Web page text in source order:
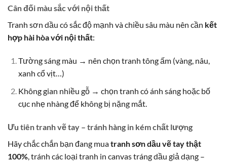
Cân đối màu sắc với nội thất
Tranh sơn dầu có sắc độ mạnh và chiều sâu màu nên cần kết
hợp hài hòa với nội thất:
Tường sáng màu → nên chọn tranh tông ấm (vàng, nâu,
xanh cổ vịt…)
Không gian nhiều gỗ → chọn tranh có ánh sáng hoặc bố
cục nhẹ nhàng để không bị nặng mắt.
Ưu tiên tranh vẽ tay – tránh hàng in kém chất lượng
Hãy chắc chắn bạn đang muatranh sơn dầu vẽ tay thật
100% , tránh các loại tranh in canvas tráng dầu giả dạng –